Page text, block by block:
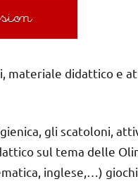
materiale didattico e
gli scatoloni,
sul tema delle
inglese,…)